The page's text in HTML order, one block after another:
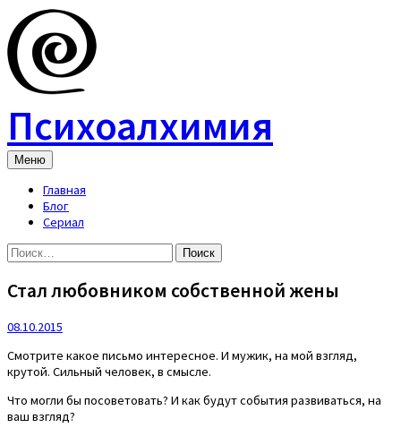
Skip
to
content
Психоалхимия
Меню
Главная
Блог
Сериал
Найти:
Стал любовником собственной жены
08.10.2015
Смотрите какое письмо интересное. И мужик, на мой взгляд,
крутой. Сильный человек, в смысле.
Что могли бы посоветовать? И как будут события развиваться, на
ваш взгляд?